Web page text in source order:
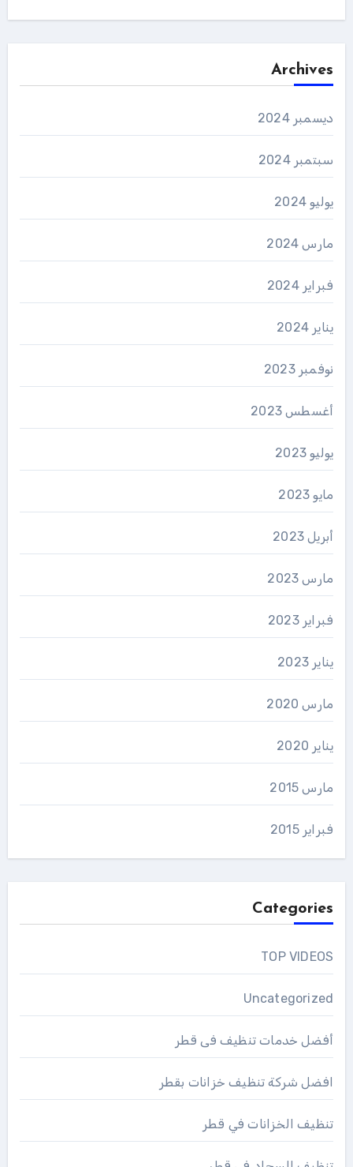
Archives
ديسمبر 2024
سبتمبر 2024
يوليو 2024
مارس 2024
فبراير 2024
يناير 2024
نوفمبر 2023
أغسطس 2023
يوليو 2023
مايو 2023
أبريل 2023
مارس 2023
فبراير 2023
يناير 2023
مارس 2020
يناير 2020
مارس 2015
فبراير 2015
Categories
TOP VIDEOS
Uncategorized
أفضل خدمات تنظيف فى قطر
افضل شركة تنظيف خزانات بقطر
تنظيف الخزانات في قطر